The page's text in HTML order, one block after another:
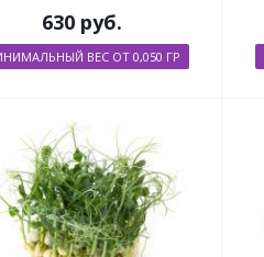
630 руб.
ВЕС ОТ 0,050 ГР